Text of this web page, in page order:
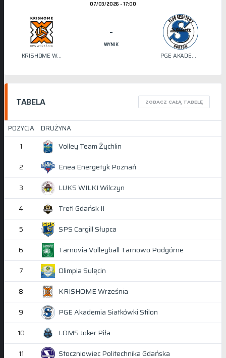
07/03/2026 - 17:00
KRISHOME WRZEŚNIA PGE AKADEMIA SIATKÓWKI STILON
-
WYNIK
TABELA ZOBACZ CAŁĄ TABELĘ
POZYCJA
DRUŻYNA
1
Volley Team Żychlin
2 Enea Energetyk Poznań
3 LUKS WILKI Wilczyn
4 Trefl Gdańsk II
5 SPS Cargill Słupca
6 Tarnovia Volleyball Tarnowo Podgórne
7 Olimpia Sulęcin
8 KRISHOME Września
9 PGE Akademia Siatkówki Stilon
10 LOMS Joker Piła
11 Stoczniowiec Politechnika Gdańska